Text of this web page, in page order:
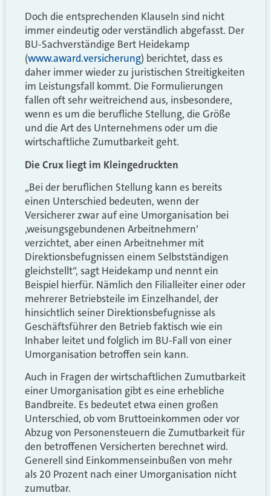
Doch die entsprechenden Klauseln sind nicht
immer eindeutig oder verständlich abgefasst. Der
BU-Sachverständige Bert Heidekamp
(www.award.versicherung) berichtet, dass es
daher immer wieder zu juristischen Streitigkeiten
im Leistungsfall kommt. Die Formulierungen
fallen oft sehr weitreichend aus, insbesondere,
wenn es um die berufliche Stellung, die Größe
und die Art des Unternehmens oder um die
wirtschaftliche Zumutbarkeit geht.
Die Crux liegt im Kleingedruckten
„Bei der beruflichen Stellung kann es bereits
einen Unterschied bedeuten, wenn der
Versicherer zwar auf eine Umorganisation bei
‚weisungsgebundenen Arbeitnehmern‘
verzichtet, aber einen Arbeitnehmer mit
Direktionsbefugnissen einem Selbstständigen
gleichstellt“, sagt Heidekamp und nennt ein
Beispiel hierfür. Nämlich den Filialleiter einer oder
mehrerer Betriebsteile im Einzelhandel, der
hinsichtlich seiner Direktionsbefugnisse als
Geschäftsführer den Betrieb faktisch wie ein
Inhaber leitet und folglich im BU-Fall von einer
Umorganisation betroffen sein kann.
Auch in Fragen der wirtschaftlichen Zumutbarkeit
einer Umorganisation gibt es eine erhebliche
Bandbreite. Es bedeutet etwa einen großen
Unterschied, ob vom Bruttoeinkommen oder vor
Abzug von Personensteuern die Zumutbarkeit für
den betroffenen Versicherten berechnet wird.
Generell sind Einkommenseinbußen von mehr
als 20 Prozent nach einer Umorganisation nicht
zumutbar.